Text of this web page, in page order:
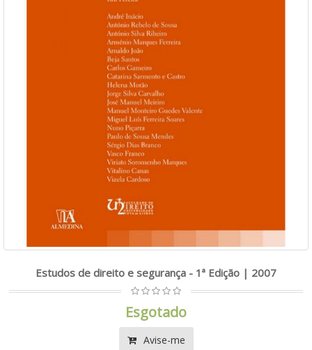
Estudos de direito e segurança - 1ª Edição | 2007
Esgotado
Avise-me